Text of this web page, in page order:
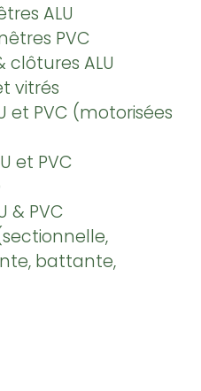
ALU
PVC
clôtures ALU
vitrés
et PVC (motorisées
et PVC
& PVC
battante,